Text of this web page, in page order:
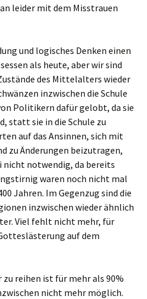
leider mit dem Misstrauen
und logisches Denken einen
als heute, aber wir sind
des Mittelalters wieder
inzwischen die Schule
Politikern dafür gelobt, da sie
statt sie in die Schule zu
auf das Ansinnen, sich mit
zu Änderungen beizutragen,
nicht notwendig, da bereits
waren noch nicht mal
Jahren. Im Gegenzug sind die
inzwischen wieder ähnlich
Viel fehlt nicht mehr, für
auf dem
zu reihen ist für mehr als 90%
nicht mehr möglich.